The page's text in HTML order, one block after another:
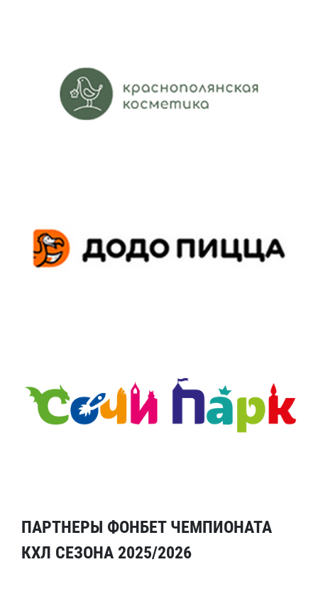
ПАРТНЕРЫ ФОНБЕТ ЧЕМПИОНАТА
КХЛ СЕЗОНА 2025/2026